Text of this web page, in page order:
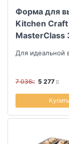
Форма для
Kitchen Craft
MasterClass
Для идеальной
7 036 5 277
Купить